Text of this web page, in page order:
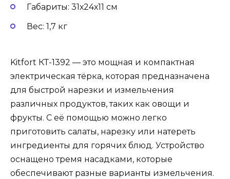
Габариты: 31х24х11 см
Вес: 1,7 кг
Kitfort КТ-1392 — это мощная и компактная
электрическая тёрка, которая предназначена
для быстрой нарезки и измельчения
различных продуктов, таких как овощи и
фрукты. С её помощью можно легко
приготовить салаты, нарезку или натереть
ингредиенты для горячих блюд. Устройство
оснащено тремя насадками, которые
обеспечивают разные варианты измельчения.